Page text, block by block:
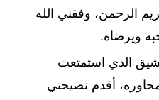
الرحمن، وفقني الله
ويرضاه.
الذي استمتعت
أقدم نصيحتي